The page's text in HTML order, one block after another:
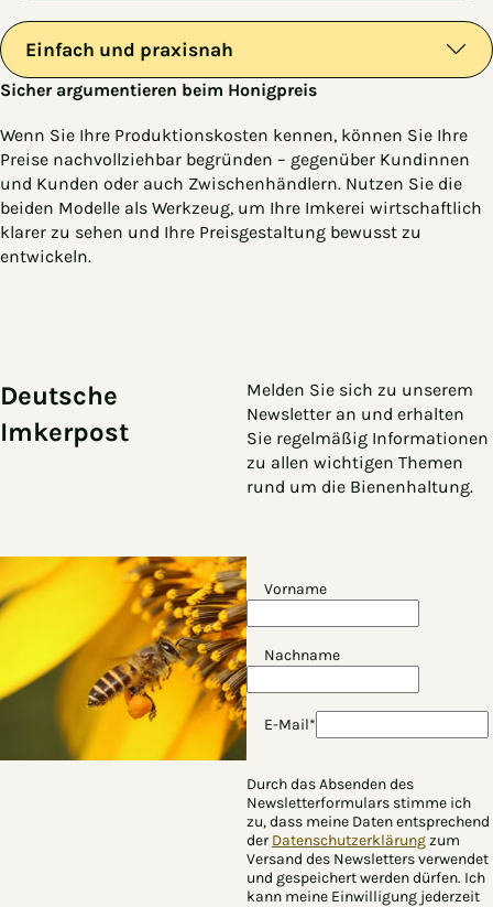
Einfach und praxisnah
Sicher argumentieren beim Honigpreis
Wenn Sie Ihre Produktionskosten kennen, können Sie Ihre
Preise nachvollziehbar begründen – gegenüber Kundinnen
und Kunden oder auch Zwischenhändlern. Nutzen Sie die
beiden Modelle als Werkzeug, um Ihre Imkerei wirtschaftlich
klarer zu sehen und Ihre Preisgestaltung bewusst zu
entwickeln.
Deutsche
Imkerpost
Melden Sie sich zu unserem
Newsletter an und erhalten
Sie regelmäßig Informationen
zu allen wichtigen Themen
rund um die Bienenhaltung.
Vorname
Nachname
E-Mail*
Durch das Absenden des
Newsletterformulars stimme ich
zu, dass meine Daten entsprechend
der Datenschutzerklärungzum
Versand des Newsletters verwendet
und gespeichert werden dürfen. Ich
kann meine Einwilligung jederzeit